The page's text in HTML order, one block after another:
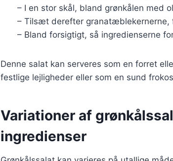
– I en stor skål, bland grønkålen med
– Tilsæt derefter granatæblekernerne,
– Bland forsigtigt, så ingredienserne
Denne salat kan serveres som en forret
festlige lejligheder eller som en sund
Variationer af
ingredienser